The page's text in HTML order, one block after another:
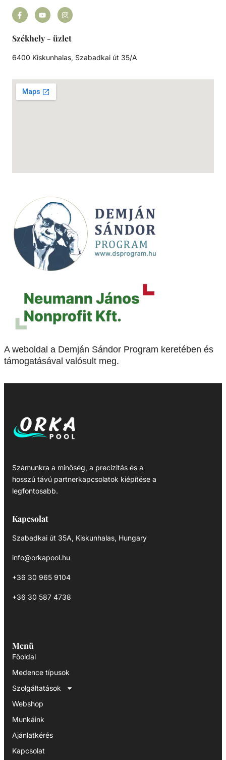
Székhely - üzlet
6400 Kiskunhalas, Szabadkai út 35/A
A weboldal a Demján Sándor Program keretében és
támogatásával valósult meg.
Számunkra a minőség, a precizitás és a
hosszú távú partnerkapcsolatok kiépítése a
legfontosabb.
Kapcsolat
Szabadkai út 35A, Kiskunhalas, Hungary
info@orkapool.hu
+36 30 965 9104
+36 30 587 4738
Menü
Főoldal
Medence típusok
Szolgáltatások
Webshop
Munkáink
Ajánlatkérés
Kapcsolat